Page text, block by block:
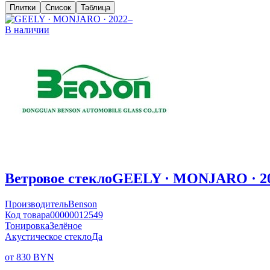
Плитки Список Таблица
В наличии
Ветровое стеклоGEELY · MONJARO ·
ПроизводительBenson
Код товара00000012549
ТонировкаЗелёное
Акустическое стеклоДа
от 830 BYN